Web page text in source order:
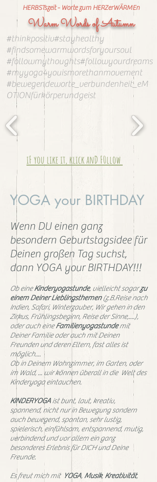
HERBSTszeit - Worte zum HERZerWÄRMEn
Warm Words of Autumn
#thinkpositiv#stayhealthy
#findsomewarmwordsforyoursoul
#followmythoughts#followyourdreams
#myyoga4youismorethanmovement
#bewegendeworte_verbundenheit_eM
OTIONfürkörperundgeist
iF you like it, klick anD F0llow
YOGA your BIRTHDAY
Wenn DU einen ganz
besondern Geburtstagsidee für
Deinen großen Tag suchst,
dann YOGA your BIRTHDAY!!!
Ob eineKinderyogastunde, vielleicht sogarzu
einem Deiner Lieblingsthemen(z.B.Reise nach
Indien, Safari, Winterzauber, Wir gehen in den
Zirkus, Frühlingsbeginn, Reise der Sinne,....),
oder auch eineFamilienyogastundemit
Deiner Familie oder auch mit Deinen
Freunden und deren Eltern, fast alles ist
möglich....
Ob in Deinem Wohnzimmer, im Garten, oder
im Wald, ... wir können überall in die Welt des
Kinderyoga eintauchen.
KINDERYOGAist bunt, laut, kreativ,
spannend, nicht nur in Bewegung sondern
auch bewegend, spontan, sehr lustig,
spielerisch, einfühlsam, entspannend, mutig,
verbindend und vor allem ein ganz
besonderes Erlebnis für DICH und Deine
Freunde.
Es freut mich mit YOGA, Musik, Kreativität,